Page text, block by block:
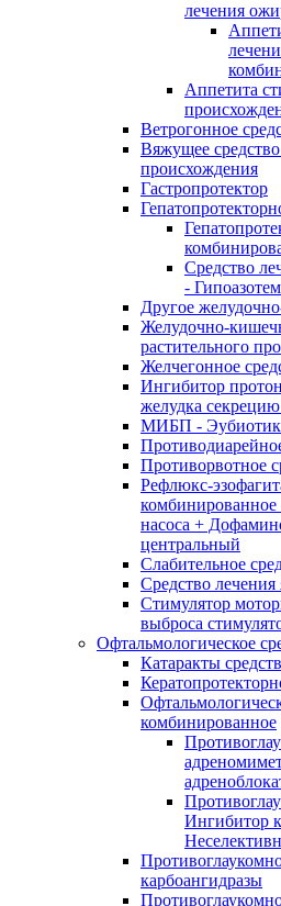
лечения
Аппетита
Ветрогонное
Вяжущее
происхождения
Гастропротектор
Средство
-
Другое
Желудочно-
растительного
Желчегонное
Ингибитор
желудка
МИБП - Эубиотик
Противорвотное
Рефлюкс-
насоса +
центральный
Слабительное
Средство лечения
Стимулятор
выброса
Офтальмологическое
Катаракты
комбинированное
Ингибитор
карбоангидразы